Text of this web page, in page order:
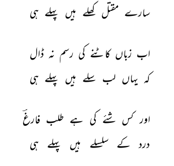
سارے مقتل کھلے ہیں پہلے ہی
اب زباں کاٹنے کی رسم نہ ڈال
کہ یہاں لب سلے ہیں پہلے ہی
اور کس شئے کی ہے طلب فارغؔ
درد کے سلسلے ہیں پہلے ہی